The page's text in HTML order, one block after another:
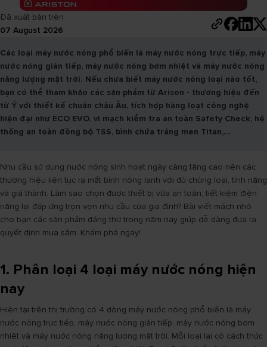
Đã xuất bản trên
07 August 2026
Các loại máy nước nóng phổ biến là máy nước nóng trực tiếp, máy
nước nóng gián tiếp, máy nước nóng bơm nhiệt và máy nước nóng
năng lượng mặt trời. Nếu chưa biết máy nước nóng loại nào tốt,
bạn có thể tham khảo các sản phẩm từ Arison - thương hiệu đến
từ Ý với thiết kế chuẩn châu Âu, tích hợp hàng loạt công nghệ
hiện đại như ECO EVO, vi mạch kiểm tra an toàn Safety Check, hệ
thống an toàn đồng bộ TSS, bình chứa tráng men Titan,...
Nhu cầu sử dụng nước nóng sinh hoạt ngày càng tăng cao nên các
thương hiệu liên tục ra mắt bình nóng lạnh với đủ chủng loại, tính năng
và giá thành. Làm sao chọn được thiết bị vừa an toàn, tiết kiệm điện
năng lại đáp ứng trọn vẹn nhu cầu của gia đình? Bài viết mách nhỏ
cho bạn các sản phẩm đáng thử trong năm nay giúp dễ dàng đưa ra
quyết định mua sắm. Khám phá ngay!
1. Phân loại 4 loại máy nước nóng hiện
nay
Hiện tại trên thị trường có 4 dòng máy nước nóng phổ biến là máy
nước nóng trực tiếp, máy nước nóng gián tiếp, máy nước nóng bơm
nhiệt và máy nước nóng năng lượng mặt trời. Mỗi loại lại có cách thức